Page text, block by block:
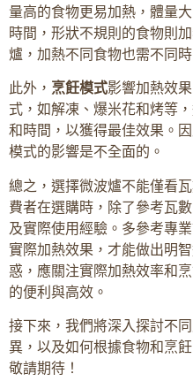
量高的食物更易加熱，體量
時間，形狀不規則的食物則
爐，加熱不同食物也需不同
此外， 烹飪模式影響加熱效
式，如解凍、爆米花和烤等
和時間，以獲得最佳效果。
模式的影響是不全面的。
總之，選擇微波爐不能僅看
費者在選購時，除了參考瓦
及實際使用經驗。多參考專
實際加熱效果，才能做出明
惑，應關注實際加熱效率和
的便利與高效。
接下來，我們將深入探討不
異，以及如何根據食物和烹
敬請期待！